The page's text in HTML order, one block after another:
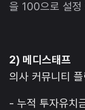
을 100으로 설정
2) 메디스태프
의사 커뮤니티
- 누적 투자유치